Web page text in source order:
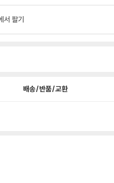
서 팔기
배송/반품/교환